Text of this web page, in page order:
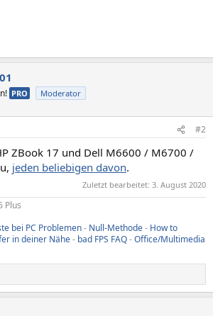
PRO Moderator
#2
ZBook 17 und Dell M6600 / M6700 /
jeden beliebigen davon.
Zuletzt bearbeitet: 3. August 2020
Plus
bei PC Problemen- Null-Methode- How to
in deiner Nähe- bad FPS FAQ-Office/Multimedia